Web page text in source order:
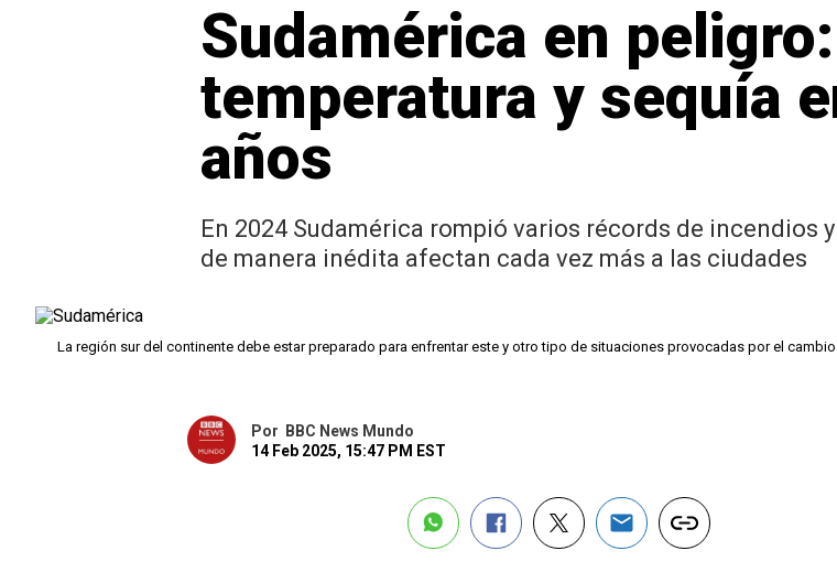
Sudamérica en
temperatura y sequía
años
En 2024 Sudamérica rompió varios récords de incendios
de manera inédita afectan cada vez más a las ciudades
La región sur del continente debe estar preparado para enfrentar este y otro tipo de situaciones provocadas por el
Por
BBC News Mundo
14 Feb 2025, 15:47 PM EST